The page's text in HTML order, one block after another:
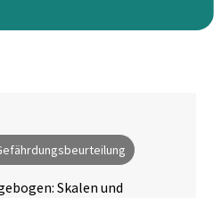
Skalen und